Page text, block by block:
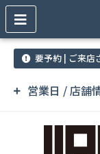
営業日 / 店舗
要予約 | ご来店